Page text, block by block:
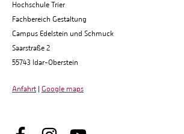
Hochschule Trier
Fachbereich Gestaltung
Campus Edelstein und Schmuck
Saarstraße 2
55743 Idar-Oberstein
Anfahrt Google maps